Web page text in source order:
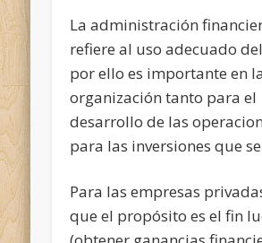
La administración
refiere al uso adecuado
por ello es importante en la
organización tanto para el
desarrollo de las
para las inversiones que
Para las empresas
que el propósito es el fin